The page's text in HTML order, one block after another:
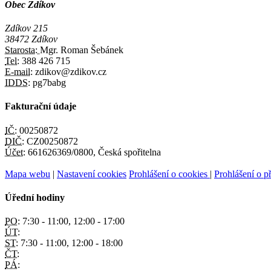
Obec Zdíkov
Zdíkov 215
38472 Zdíkov
Starosta: Mgr. Roman Šebánek
Tel: 388 426 715
E-mail: zdikov@zdikov.cz
IDDS: pg7babg
Fakturační údaje
IČ: 00250872
DIČ: CZ00250872
Účet: 661626369/0800, Česká spořitelna
Mapa webu | Nastavení cookies Prohlášení o cookies | Prohlášení o
Úřední hodiny
PO: 7:30 - 11:00, 12:00 - 17:00
ÚT:
ST: 7:30 - 11:00, 12:00 - 18:00
ČT:
PÁ: